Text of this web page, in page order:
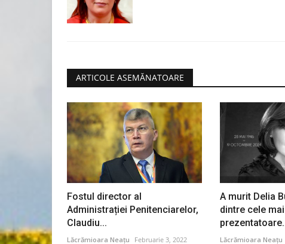
ARTICOLE ASEMĂNATOARE
Fostul director al
Administrației Penitenciarelor,
Claudiu...
Lăcrămioara Neațu Februarie 3, 2022
A murit Delia
dintre cele
Lăcrămioara Neațu